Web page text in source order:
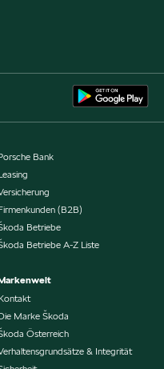
Bank
(B2B)
Betriebe
Betriebe A-Z Liste
Marke Škoda
Österreich
& Integrität